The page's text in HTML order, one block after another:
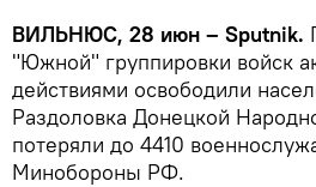
ВИЛЬНЮС, 28 июн – Sputnik.
"Южной" группировки войск
действиями освободили
Раздоловка Донецкой
потеряли до 4410
Минобороны РФ.